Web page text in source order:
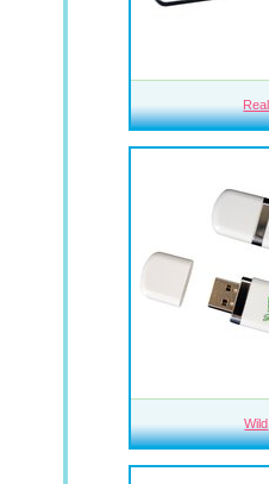
Real
Wild